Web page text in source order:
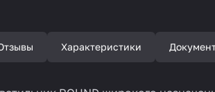
Характеристики